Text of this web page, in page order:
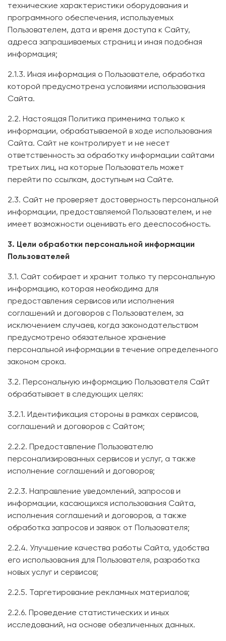
технические характеристики оборудования и
программного обеспечения, используемых
Пользователем, дата и время доступа к Сайту,
адреса запрашиваемых страниц и иная подобная
информация;
2.1.3. Иная информация о Пользователе, обработка
которой предусмотрена условиями использования
Сайта.
2.2. Настоящая Политика применима только к
информации, обрабатываемой в ходе использования
Сайта. Сайт не контролирует и не несет
ответственность за обработку информации сайтами
третьих лиц, на которые Пользователь может
перейти по ссылкам, доступным на Сайте.
2.3. Сайт не проверяет достоверность персональной
информации, предоставляемой Пользователем, и не
имеет возможности оценивать его дееспособность.
3. Цели обработки персональной информации
Пользователей
3.1. Сайт собирает и хранит только ту персональную
информацию, которая необходима для
предоставления сервисов или исполнения
соглашений и договоров с Пользователем, за
исключением случаев, когда законодательством
предусмотрено обязательное хранение
персональной информации в течение определенного
законом срока.
3.2. Персональную информацию Пользователя Сайт
обрабатывает в следующих целях:
3.2.1. Идентификация стороны в рамках сервисов,
соглашений и договоров с Сайтом;
2.2.2. Предоставление Пользователю
персонализированных сервисов и услуг, а также
исполнение соглашений и договоров;
2.2.3. Направление уведомлений, запросов и
информации, касающихся использования Сайта,
исполнения соглашений и договоров, а также
обработка запросов и заявок от Пользователя;
2.2.4. Улучшение качества работы Сайта, удобства
его использования для Пользователя, разработка
новых услуг и сервисов;
2.2.5. Таргетирование рекламных материалов;
2.2.6. Проведение статистических и иных
исследований, на основе обезличенных данных.